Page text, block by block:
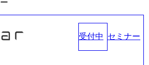
受付中 セミナー